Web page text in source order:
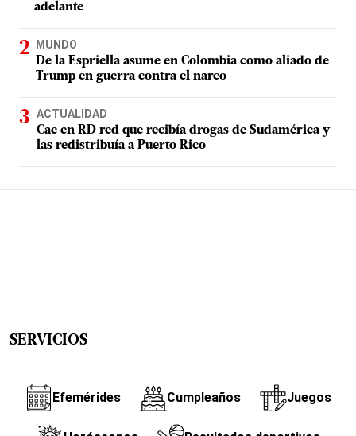
adelante
MUNDO
De la Espriella asume en Colombia como aliado de
Trump en guerra contra el narco
ACTUALIDAD
Cae en RD red que recibía drogas de Sudamérica y
las redistribuía a Puerto Rico
SERVICIOS
Efemérides Cumpleaños Juegos